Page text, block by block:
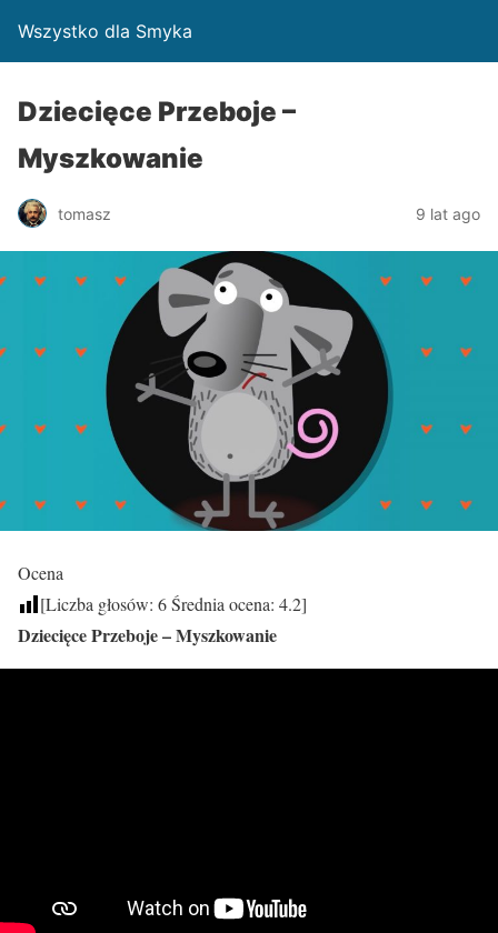
Wszystko dla Smyka
Dziecięce Przeboje –
Myszkowanie
tomasz 9 lat ago
Ocena
[Liczba głosów: 6Średnia ocena: 4.2]
Dziecięce Przeboje – Myszkowanie